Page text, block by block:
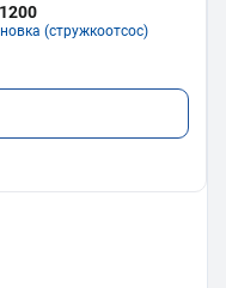
(стружкоотсос)